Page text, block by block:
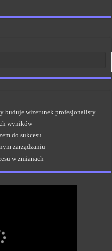
buduje wizerunek profesjonalisty
wyników
do sukcesu
zarządzaniu
w zmianach